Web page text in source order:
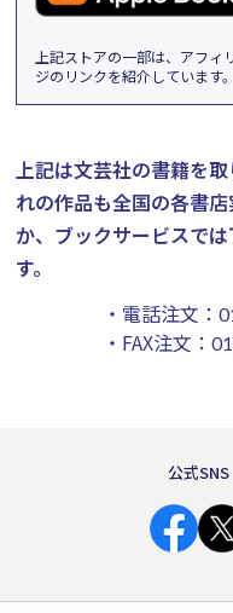
上記ストアの一部は、アフ
ジのリンクを紹介しています。
上記は文芸社の書籍を
れの作品も全国の各書
か、ブックサービスで
す。
・電話注文：
・FAX注文：
公式SNS